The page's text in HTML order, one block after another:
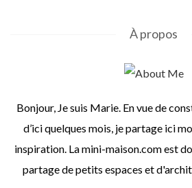
À propos
Bonjour, Je suis Marie. En vue de
d’ici quelques mois, je partage ici
inspiration. La mini-maison.com est
partage de petits espaces et